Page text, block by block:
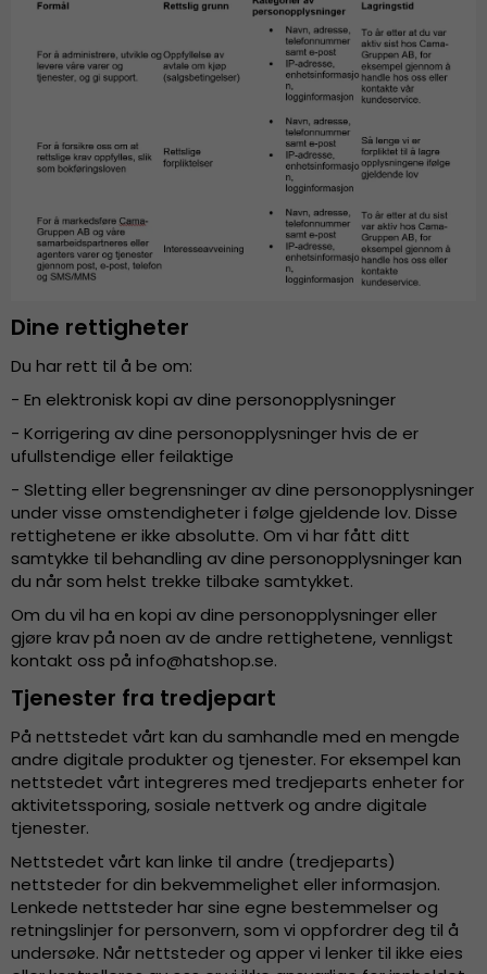
Dine rettigheter
Du har rett til å be om:
- En elektronisk kopi av dine personopplysninger
- Korrigering av dine personopplysninger hvis de er
ufullstendige eller feilaktige
- Sletting eller begrensninger av dine personopplysninger
under visse omstendigheter i følge gjeldende lov. Disse
rettighetene er ikke absolutte. Om vi har fått ditt
samtykke til behandling av dine personopplysninger kan
du når som helst trekke tilbake samtykket.
Om du vil ha en kopi av dine personopplysninger eller
gjøre krav på noen av de andre rettighetene, vennligst
kontakt oss på info@hatshop.se.
Tjenester fra tredjepart
På nettstedet vårt kan du samhandle med en mengde
andre digitale produkter og tjenester. For eksempel kan
nettstedet vårt integreres med tredjeparts enheter for
aktivitetssporing, sosiale nettverk og andre digitale
tjenester.
Nettstedet vårt kan linke til andre (tredjeparts)
nettsteder for din bekvemmelighet eller informasjon.
Lenkede nettsteder har sine egne bestemmelser og
retningslinjer for personvern, som vi oppfordrer deg til å
undersøke. Når nettsteder og apper vi lenker til ikke eies